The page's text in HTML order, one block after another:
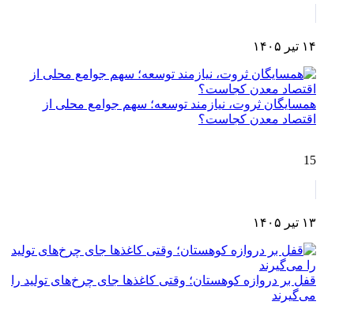
۱۴ تیر ۱۴۰۵
همسایگان ثروت، نیازمند توسعه؛ سهم جوامع محلی از
اقتصاد معدن کجاست؟
15
۱۳ تیر ۱۴۰۵
قفل بر دروازه کوهستان؛ وقتی کاغذها جای چرخ‌های تولید را
می‌گیرند